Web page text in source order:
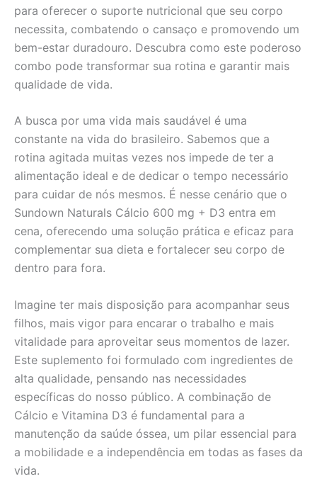
para oferecer o suporte nutricional que seu corpo
necessita, combatendo o cansaço e promovendo um
bem-estar duradouro. Descubra como este poderoso
combo pode transformar sua rotina e garantir mais
qualidade de vida.
A busca por uma vida mais saudável é uma
constante na vida do brasileiro. Sabemos que a
rotina agitada muitas vezes nos impede de ter a
alimentação ideal e de dedicar o tempo necessário
para cuidar de nós mesmos. É nesse cenário que o
Sundown Naturals Cálcio 600 mg + D3 entra em
cena, oferecendo uma solução prática e eficaz para
complementar sua dieta e fortalecer seu corpo de
dentro para fora.
Imagine ter mais disposição para acompanhar seus
filhos, mais vigor para encarar o trabalho e mais
vitalidade para aproveitar seus momentos de lazer.
Este suplemento foi formulado com ingredientes de
alta qualidade, pensando nas necessidades
específicas do nosso público. A combinação de
Cálcio e Vitamina D3 é fundamental para a
manutenção da saúde óssea, um pilar essencial para
a mobilidade e a independência em todas as fases da
vida.